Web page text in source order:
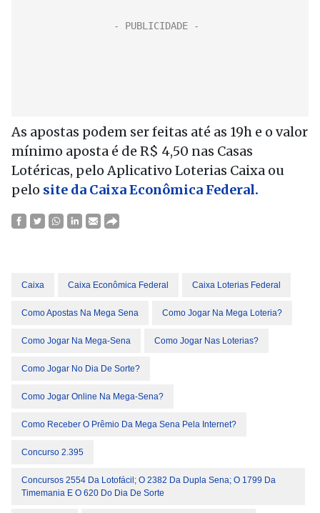
As apostas podem ser feitas até as 19h e o valor
mínimo aposta é de R$ 4,50 nas Casas
Lotéricas, pelo Aplicativo Loterias Caixa ou
pelo site da Caixa Econômica Federal.
Caixa Caixa Econômica Federal Caixa Loterias Federal
Como Apostas Na Mega Sena Como Jogar Na Mega Loteria?
Como Jogar Na Mega-Sena Como Jogar Nas Loterias?
Como Jogar No Dia De Sorte?
Como Jogar Online Na Mega-Sena?
Como Receber O Prêmio Da Mega Sena Pela Internet?
Concurso 2.395
Concursos 2554 Da Lotofácil; O 2382 Da Dupla Sena; O 1799 Da
Timemania E O 620 Do Dia De Sorte